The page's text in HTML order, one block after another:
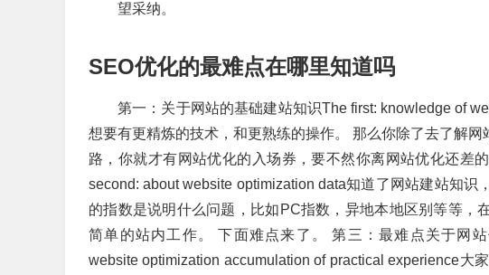
望采纳。
SEO优化的最难点在哪里知道吗
第一：关于网站的基础建站知识The first: knowledge of
想要有更精炼的技术，和更熟练的操作。 那么你除了去了解
路，你就才有网站优化的入场券，要不然你离网站优化还差
second: about website optimization data知道了网站建站知
的指数是说明什么问题，比如PC指数，异地本地区别等等，
简单的站内工作。 下面难点来了。 第三：最难点关于网
website optimization accumulation of practical experience大